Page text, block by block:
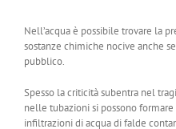
Nell’acqua è possibile trovare la
sostanze chimiche nocive anche
pubblico.
Spesso la criticità subentra nel
nelle tubazioni si possono
infiltrazioni di acqua di falde